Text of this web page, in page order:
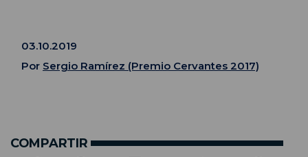
03.10.2019
Por Sergio Ramírez (Premio Cervantes 2017)
COMPARTIR